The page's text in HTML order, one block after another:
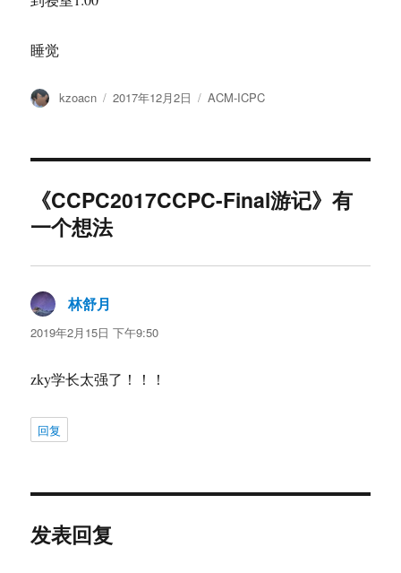
睡觉
作
kzoacn
发
2017年12月2日
分
ACM-ICPC
《CCPC2017CCPC-Final游记》有
一个想法
林舒月
道：
2019年2月15日 下午9:50
zky学长太强了！！！
回复
发表回复